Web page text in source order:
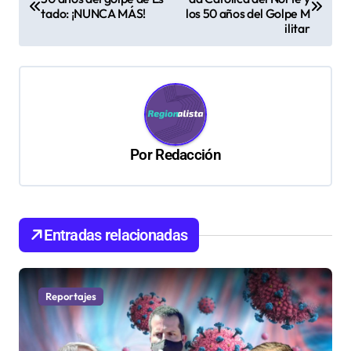
ó
e
e
n
tado: ¡NUNCA MÁS!
los 50 años del Golpe M
ilitar
PorRedacción
Entradas relacionadas
Reportajes